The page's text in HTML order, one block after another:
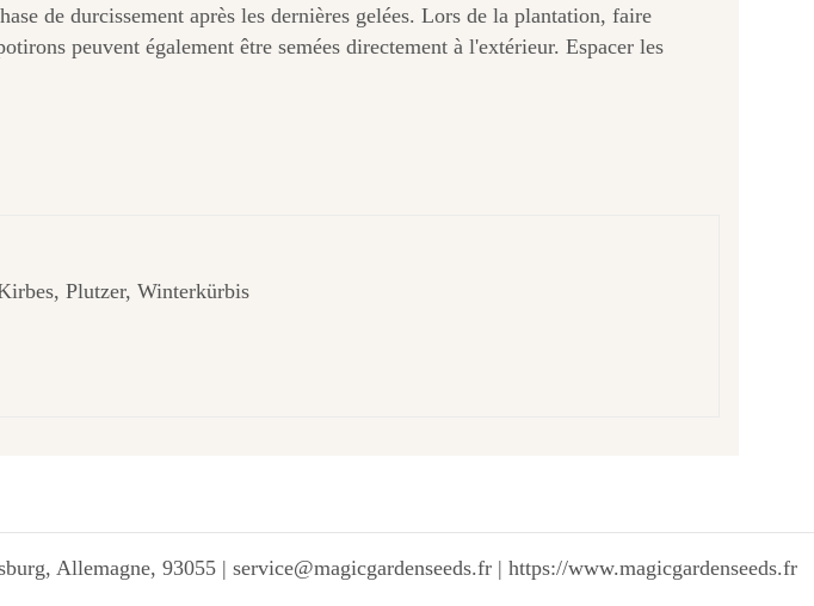
de durcissement après les dernières gelées. Lors de la plantation, faire
peuvent également être semées directement à l'extérieur. Espacer les
Plutzer, Winterkürbis
Allemagne, 93055 | service@magicgardenseeds.fr | https://www.magicgardenseeds.fr